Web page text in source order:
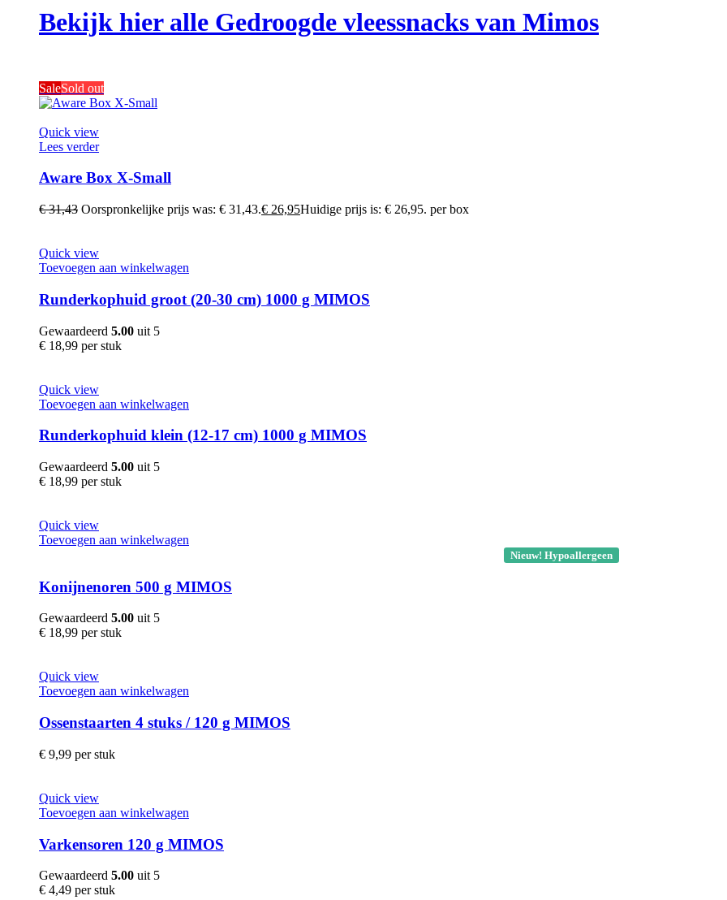
Bekijk hier alle Gedroogde vleessnacks van Mimos
SaleSold out
Quick view
Lees verder
Aware Box X-Small
€31,43 Oorspronkelijke prijs was: € 31,43.€ 26,95Huidige prijs is: € 26,95. per box
Quick view
Toevoegen aan winkelwagen
Runderkophuid groot (20-30 cm) 1000 g MIMOS
Gewaardeerd 5.00 uit 5
€ 18,99 per stuk
Quick view
Toevoegen aan winkelwagen
Runderkophuid klein (12-17 cm) 1000 g MIMOS
Gewaardeerd 5.00 uit 5
€ 18,99 per stuk
Quick view
Toevoegen aan winkelwagen
Nieuw! Hypoallergeen
Konijnenoren 500 g MIMOS
Gewaardeerd 5.00 uit 5
€ 18,99 per stuk
Quick view
Toevoegen aan winkelwagen
Ossenstaarten 4 stuks / 120 g MIMOS
€ 9,99 per stuk
Quick view
Toevoegen aan winkelwagen
Varkensoren 120 g MIMOS
Gewaardeerd 5.00 uit 5
€ 4,49 per stuk